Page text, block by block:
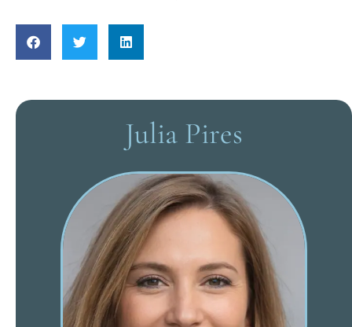
Julia Pires